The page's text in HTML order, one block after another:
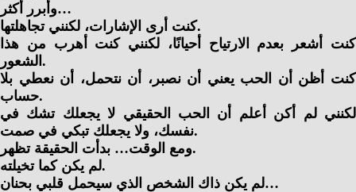
وأبرر أكثر…
كنت أرى الإشارات، لكنني تجاهلتها.
كنت أشعر بعدم الارتياح أحيانًا، لكنني كنت أهرب من هذا
الشعور.
كنت أظن أن الحب يعني أن نصبر، أن نتحمل، أن نعطي بلا
حساب.
لكنني لم أكن أعلم أن الحب الحقيقي لا يجعلك تشك في
نفسك، ولا يجعلك تبكي في صمت.
ومع الوقت… بدأت الحقيقة تظهر.
لم يكن كما تخيلته.
لم يكن ذاك الشخص الذي سيحمل قلبي بحنان…